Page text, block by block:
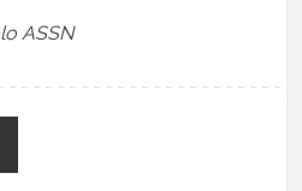
ASSN